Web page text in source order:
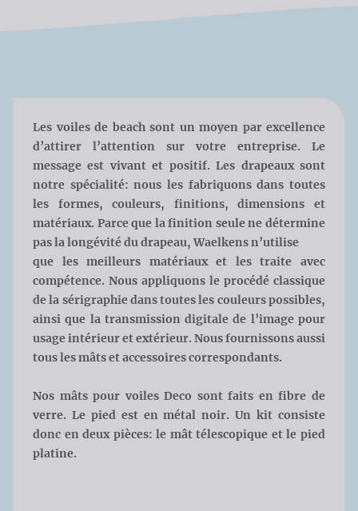
Les voiles de beach sont un moyen par excellence
d’attirer l’attention sur votre entreprise. Le
message est vivant et positif. Les drapeaux sont
notre spécialité: nous les fabriquons dans toutes
les formes, couleurs, finitions, dimensions et
matériaux. Parce que la finition seule ne détermine
pas la longévité du drapeau, Waelkens n’utilise
que les meilleurs matériaux et les traite avec
compétence. Nous appliquons le procédé classique
de la sérigraphie dans toutes les couleurs possibles,
ainsi que la transmission digitale de l’image pour
usage intérieur et extérieur. Nous fournissons aussi
tous les mâts et accessoires correspondants.
Nos mâts pour voiles Deco sont faits en fibre de
verre. Le pied est en métal noir. Un kit consiste
donc en deux pièces: le mât télescopique et le pied
platine.